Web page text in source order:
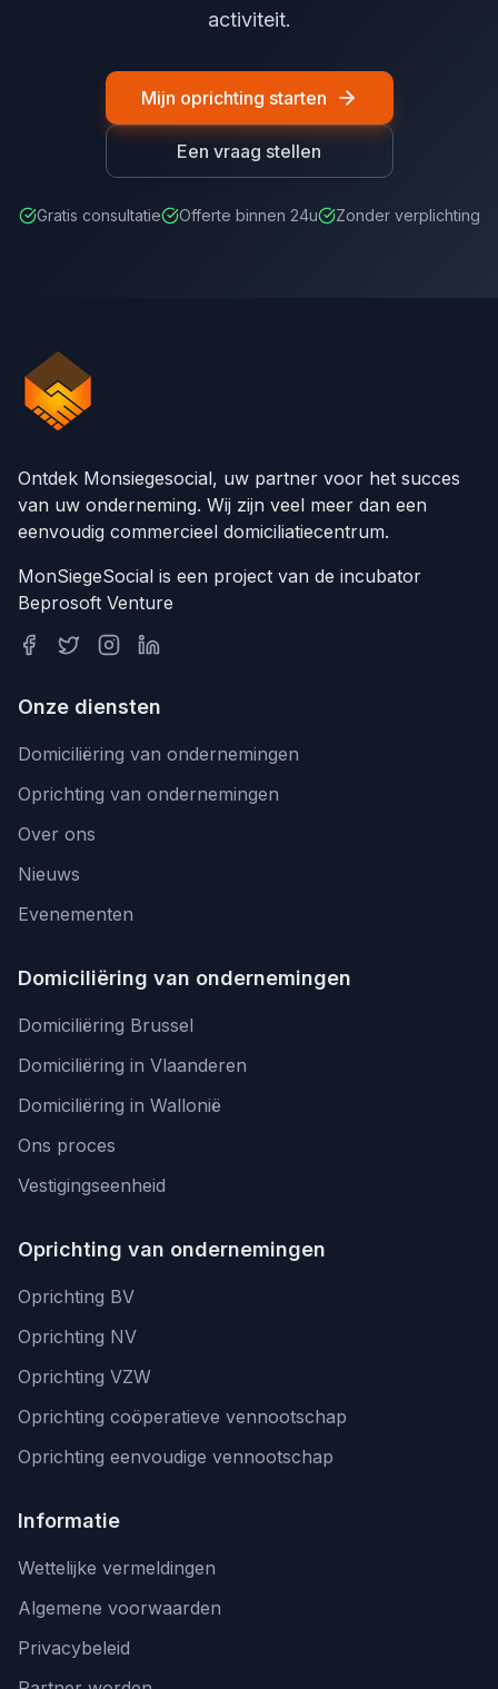
activiteit.
Mijn oprichting starten
Een vraag stellen
Gratis consultatie Offerte binnen 24u Zonder verplichting
Ontdek Monsiegesocial, uw partner voor het succes
van uw onderneming. Wij zijn veel meer dan een
eenvoudig commercieel domiciliatiecentrum.
MonSiegeSocial is een project van de incubator
Beprosoft Venture
Onze diensten
Domiciliëring van ondernemingen
Oprichting van ondernemingen
Over ons
Nieuws
Evenementen
Domiciliëring van ondernemingen
Domiciliëring Brussel
Domiciliëring in Vlaanderen
Domiciliëring in Wallonië
Ons proces
Vestigingseenheid
Oprichting van ondernemingen
Oprichting BV
Oprichting NV
Oprichting VZW
Oprichting coöperatieve vennootschap
Oprichting eenvoudige vennootschap
Informatie
Wettelijke vermeldingen
Algemene voorwaarden
Privacybeleid